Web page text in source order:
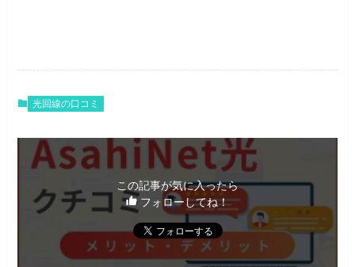
光回線の口コミ
この記事が気に入ったら
フォローしてね！